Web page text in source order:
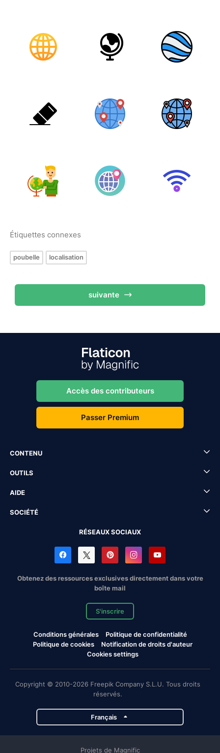
Étiquettes connexes
poubelle localisation
suivante
Accès des contributeurs
Passer Premium
CONTENU
OUTILS
AIDE
SOCIÉTÉ
RÉSEAUX SOCIAUX
Obtenez des ressources exclusives directement dans votre
boîte mail
S'inscrire
Conditions générales
Politique de confidentialité
Politique de cookies
Notification de droits d'auteur
Cookies settings
Copyright © 2010-2026 Freepik Company S.L.U. Tous droits
réservés.
Français
Projets de Magnific